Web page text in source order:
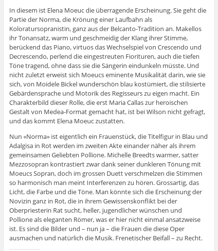
In diesem ist Elena Moeuc die überragende Erscheinung. Sie geht die
Partie der Norma, die Krönung einer Laufbahn als
Koloratursopranistin, ganz aus der Belcanto-Tradition an. Makellos
ihr Tonansatz, warm und geschmeidig der Klang ihrer Stimme,
berückend das Piano, virtuos das Wechselspiel von Crescendo und
Decrescendo, perlend die eingestreuten Fiorituren, auch die tiefen
Töne tragend, ohne dass sie die Sängerin eindunkeln müsste. Und
nicht zuletzt erweist sich Moeucs eminente Musikalität darin, wie sie
sich, von Moidele Bickel wunderschön blau kostümiert, die stilisierte
Gebärdensprache und Motorik des Regisseurs zu eigen macht. Ein
Charakterbild dieser Rolle, die erst Maria Callas zur heroischen
Gestalt von Medea-Format gemacht hat, ist bei Wilson nicht gefragt,
und das kommt Elena Moeuc zustatten.
Nun «Norma» ist eigentlich ein Frauenstück, die Titelfigur in Blau und
Adalgisa in Rot werden im zweiten Akte einander näher als ihrem
gemeinsamen Geliebten Pollione. Michelle Breedts warmer, satter
Mezzosopran kontrastiert zwar dank seiner dunkleren Tönung mit
Moeucs Sopran, doch im grossen Duett verschmelzen die Stimmen
so harmonisch man meint Interferenzen zu hören. Grossartig, das
Licht, die Farbe und die Töne. Man könnte sich die Erscheinung der
Novizin ganz in Rot, die in ihrem Gewissenskonflikt bei der
Oberpriesterin Rat sucht, heller, jugendlicher wünschen und
Pollione als eleganten Römer, was er hier nicht einmal ansatzweise
ist. Es sind die Bilder und – nun ja – die Frauen die diese Oper
ausmachen und natürlich die Musik. Frenetischer Beifall – zu Recht.